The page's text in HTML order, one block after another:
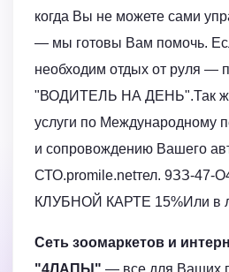
когда Вы не можете сами
— мы готовы Вам помочь.
необходим отдых от руля —
"ВОДИТЕЛЬ НА ДЕНЬ".Так
услуги по Международному
и сопровождению Вашего
СТО.promile.netтел. 9ЗЗ-47-
КЛУБНОЙ КАРТЕ 15%Или в
Сеть зоомаркетов и
"4ЛАПЫ" — все для Ваших